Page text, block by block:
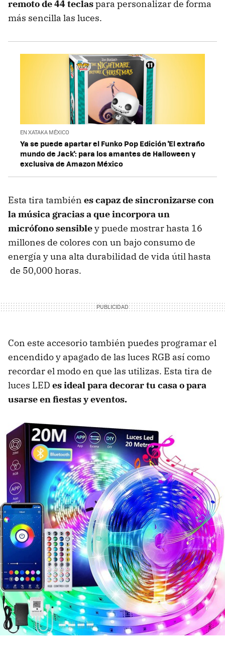
remoto de 44 teclaspara personalizar de forma
más sencilla las luces.
EN XATAKA MÉXICO
Ya se puede apartar el Funko Pop Edición 'El extraño
mundo de Jack': para los amantes de Halloween y
exclusiva de Amazon México
Esta tira también es capaz de sincronizarse con
la música gracias a que incorpora un
micrófono sensibley puede mostrar hasta 16
millones de colores con un bajo consumo de
energía y una alta durabilidad de vida útil hasta
de 50,000 horas.
Con este accesorio también puedes programar el
encendido y apagado de las luces RGB así como
recordar el modo en que las utilizas. Esta tira de
luces LED es ideal para decorar tu casa o para
usarse en fiestas y eventos.